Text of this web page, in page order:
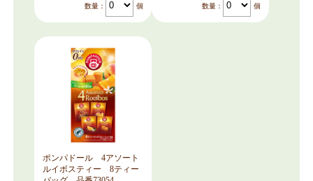
数量： 個 数量： 個
ポンパドール 4アソート
ルイボスティー 8ティー